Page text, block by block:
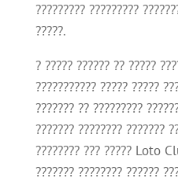
????????? ?????????
?????.
? ????? ?????? ?? ?????
??????????? ????? ?????
??????? ?? ?????????
??????? ???????? ???????
???????? ??? ????? Loto
??????? ???????? ??????